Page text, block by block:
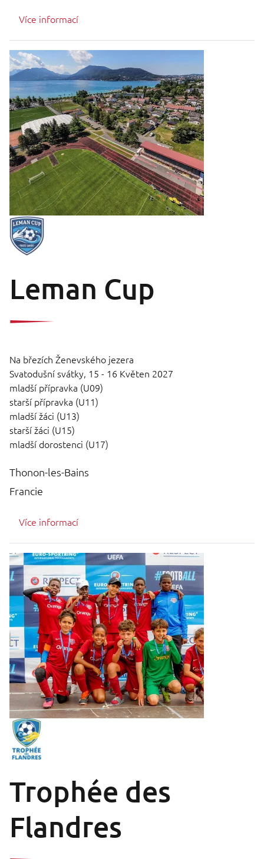
Více informací
Leman Cup
Na březích Ženevského jezera
Svatodušní svátky, 15 - 16 Květen 2027
mladší přípravka (U09)
starší přípravka (U11)
mladší žáci (U13)
starší žáci (U15)
mladší dorostenci (U17)
Thonon-les-Bains
Francie
Více informací
Trophée des
Flandres